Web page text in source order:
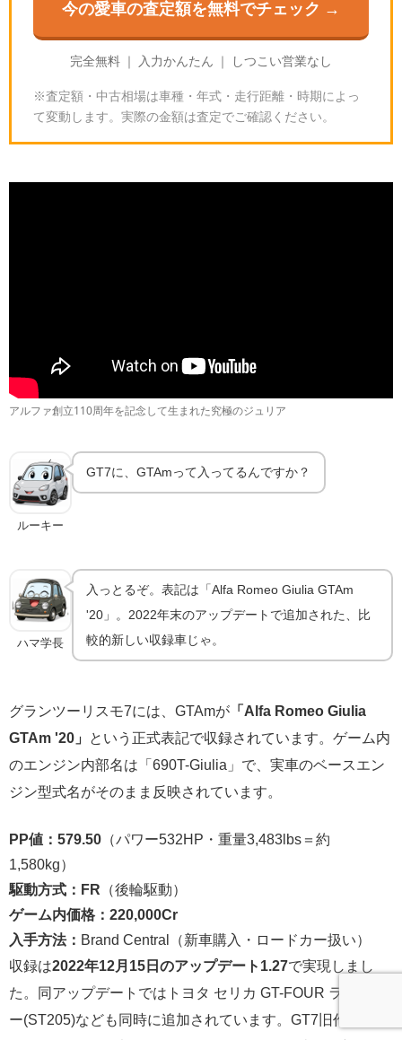
今の愛車の査定額を無料でチェック →
完全無料 ｜ 入力かんたん ｜ しつこい営業なし
※査定額・中古相場は車種・年式・走行距離・時期によっ
て変動します。実際の金額は査定でご確認ください。
グランツーリスモ7のGTAm｜スペックと入手方法
アルファ創立110周年を記念して生まれた究極のジュリア
ルーキー
GT7に、GTAmって入ってるんですか？
ハマ学長
入っとるぞ。表記は「Alfa Romeo Giulia GTAm
'20」。2022年末のアップデートで追加された、比
較的新しい収録車じゃ。
グランツーリスモ7には、GTAmが 「Alfa Romeo Giulia
GTAm '20」
という正式表記で収録されています。ゲーム内
のエンジン内部名は「690T-Giulia」で、実車のベースエン
ジン型式名がそのまま反映されています。
PP値：579.50 （パワー532HP・重量3,483lbs＝約
1,580kg）
駆動方式：FR （後輪駆動）
ゲーム内価格：220,000Cr
入手方法： Brand Central（新車購入・ロードカー扱い）
収録は2022年12月15日のアップデート1.27で実現しまし
た。同アップデートではトヨタ セリカ GT-FOUR ラリーカ
ー(ST205)なども同時に追加されています。GT7旧作シリー